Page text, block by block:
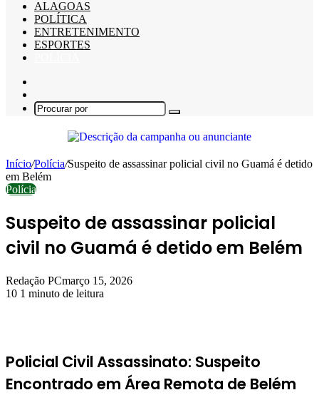
ALAGOAS
POLÍTICA
ENTRETENIMENTO
ESPORTES
skin
Procurar
Início/Polícia/Suspeito de assassinar policial civil no Guamá é detido
em Belém
Polícia
Suspeito de assassinar policial
civil no Guamá é detido em Belém
Redação PCmarço 15, 2026
10 1 minuto de leitura
Policial Civil Assassinato: Suspeito
Encontrado em Área Remota de Belém